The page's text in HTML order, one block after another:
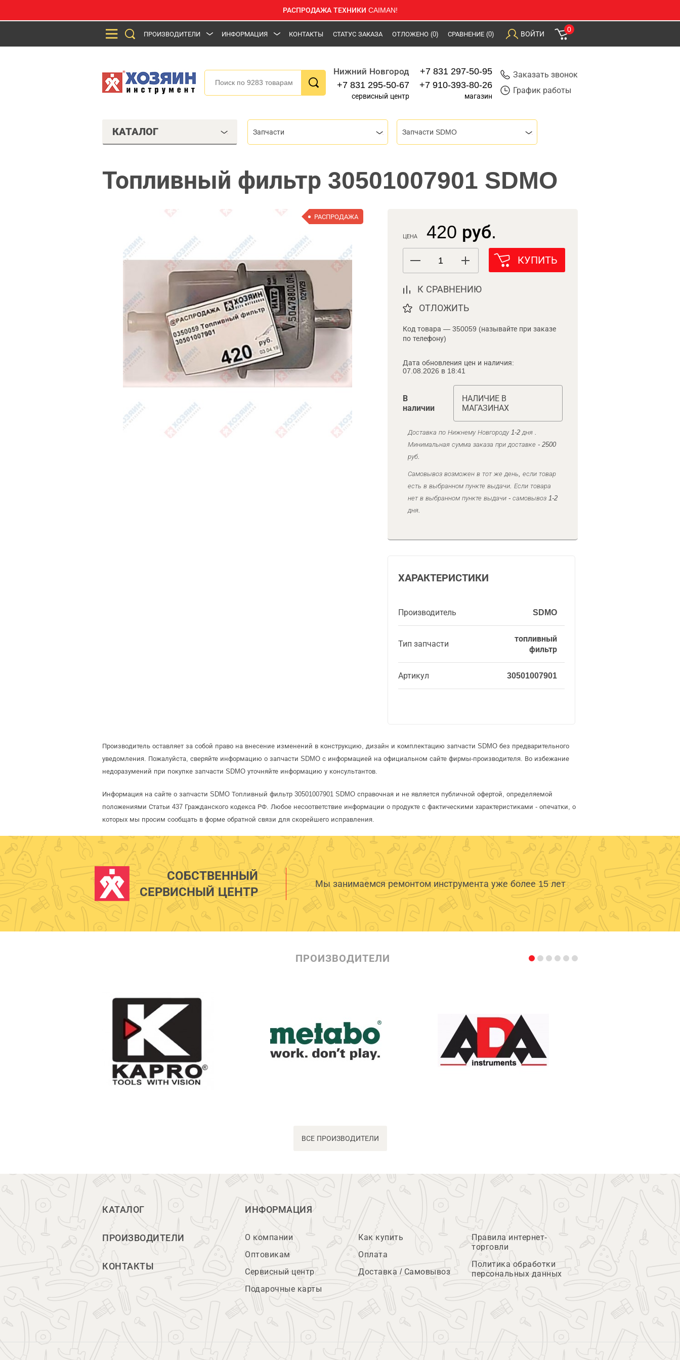
РАСПРОДАЖА ТЕХНИКИ CAIMAN!
ПРОИЗВОДИТЕЛИ ИНФОРМАЦИЯ КОНТАКТЫ СТАТУС ЗАКАЗА ОТЛОЖЕНО (0) СРАВНЕНИЕ (0) ВОЙТИ
0
Нижний Новгород
+7 831 295-50-67
сервисный центр
+7 831 297-50-95
+7 910-393-80-26
магазин
Заказать звонок
График работы
КАТАЛОГ Запчасти Запчасти SDMO
Топливный фильтр 30501007901 SDMO
РАСПРОДАЖА
ЦЕНА 420 руб.
КУПИТЬ
К СРАВНЕНИЮ
ОТЛОЖИТЬ
Код товара — 350059 (называйте при заказе
по телефону)
Дата обновления цен и наличия:
07.08.2026 в 18:41
В
наличии
НАЛИЧИЕ В
МАГАЗИНАХ
Доставка по Нижнему Новгороду 1-2 дня .
Минимальная сумма заказа при доставке - 2500
руб.
Самовывоз возможен в тот же день, если товар
есть в выбранном пункте выдачи. Если товара
нет в выбранном пункте выдачи - самовывоз 1-2
дня.
ХАРАКТЕРИСТИКИ
Производитель SDMO
Тип запчасти
топливный
фильтр
Артикул 30501007901
Производитель оставляет за собой право на внесение изменений в конструкцию, дизайн и комплектацию запчасти SDMO без предварительного
уведомления. Пожалуйста, сверяйте информацию о запчасти SDMO с информацией на официальном сайте фирмы-производителя. Во избежание
недоразумений при покупке запчасти SDMO уточняйте информацию у консультантов.
Информация на сайте о запчасти SDMO Топливный фильтр 30501007901 SDMO справочная и не является публичной офертой, определяемой
положениями Статьи 437 Гражданского кодекса РФ. Любое несоответствие информации о продукте с фактическими характеристиками - опечатки, о
которых мы просим сообщать в форме обратной связи для скорейшего исправления.
СОБСТВЕННЫЙ
СЕРВИСНЫЙ ЦЕНТР
Мы занимаемся ремонтом инструмента уже более 15 лет
ПРОИЗВОДИТЕЛИ
ВСЕ ПРОИЗВОДИТЕЛИ
КАТАЛОГ
ПРОИЗВОДИТЕЛИ
КОНТАКТЫ
ИНФОРМАЦИЯ
О компании
Оптовикам
Сервисный центр
Подарочные карты
Как купить
Оплата
Доставка / Самовывоз
Правила интернет-
торговли
Политика обработки
персональных данных